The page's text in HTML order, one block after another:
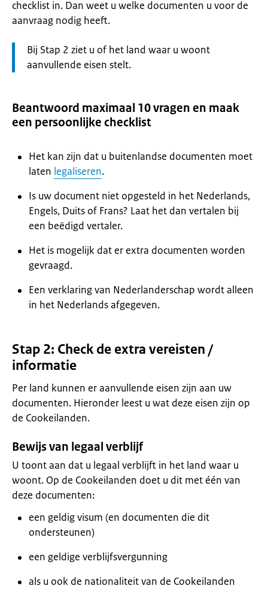
checklist in. Dan weet u welke documenten u voor de
aanvraag nodig heeft.
Let
op:
Bij Stap 2 ziet u of het land waar u woont
aanvullende eisen stelt.
Beantwoord maximaal 10 vragen en maak
een persoonlijke checklist
Het kan zijn dat u buitenlandse documenten moet
laten legaliseren.
Is uw document niet opgesteld in het Nederlands,
Engels, Duits of Frans? Laat het dan vertalen bij
een beëdigd vertaler.
Het is mogelijk dat er extra documenten worden
gevraagd.
Een verklaring van Nederlanderschap wordt alleen
in het Nederlands afgegeven.
Stap 2: Check de extra vereisten /
informatie
Per land kunnen er aanvullende eisen zijn aan uw
documenten. Hieronder leest u wat deze eisen zijn op
de Cookeilanden.
Bewijs van legaal verblijf
U toont aan dat u legaal verblijft in het land waar u
woont. Op de Cookeilanden doet u dit met één van
deze documenten:
een geldig visum (en documenten die dit
ondersteunen)
een geldige verblijfsvergunning
als u ook de nationaliteit van de Cookeilanden